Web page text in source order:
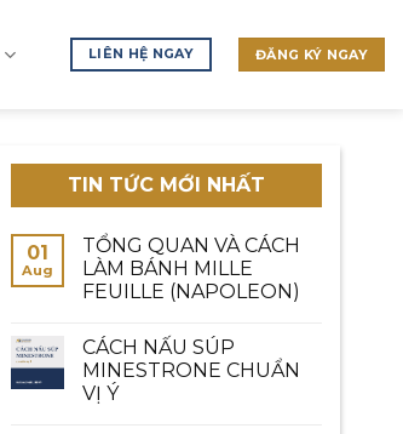
LIÊN HỆ NGAY ĐĂNG KÝ NGAY
TIN TỨC MỚI NHẤT
01
Aug
TỔNG QUAN VÀ CÁCH
LÀM BÁNH MILLE
FEUILLE (NAPOLEON)
CÁCH NẤU SÚP
MINESTRONE CHUẨN
VỊ Ý